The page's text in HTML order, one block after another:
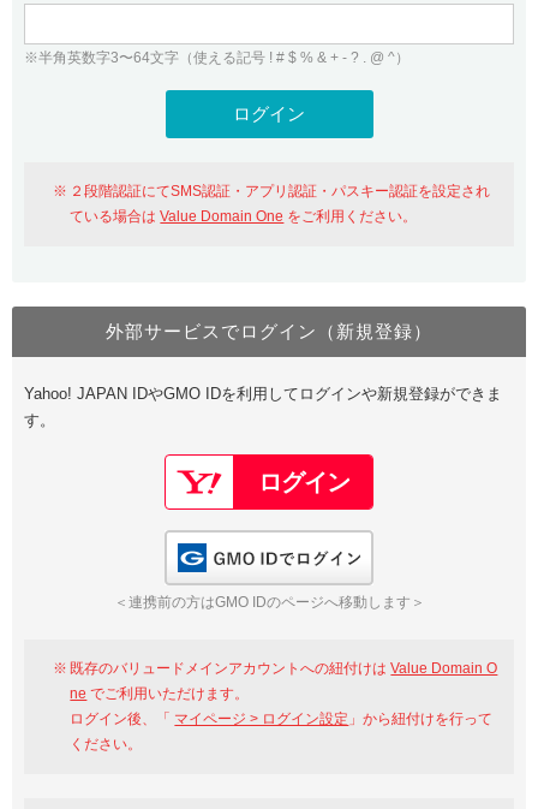
WHOIS検索
Value Domainにログイン
おすすめ One レンタルサーバーを含む最新の機能を使う方
Value Domain Oneにログイン
Google
GMO ID Amazon
※AmazonはValue Domain Oneのログイン画面へ遷移します
Value Domain Oneアカウント作成
以下でも登録可能
Google Yahoo!
GMO ID
※半角英数字3〜64文字（使える記号 ! # $ % & + - ? . @ ^）
２段階認証にてSMS認証・アプリ認証・パスキー認証を設定され
ている場合はValue Domain One をご利用ください。
外部サービスでログイン（新規登録）
Yahoo! JAPAN IDやGMO IDを利用してログインや新規登録ができま
す。
＜連携前の方はGMO IDのページへ移動します＞
既存のバリュードメインアカウントへの紐付けはValue Domain O
ne でご利用いただけます。
ログイン後、「 マイページ > ログイン設定 」から紐付けを行って
ください。